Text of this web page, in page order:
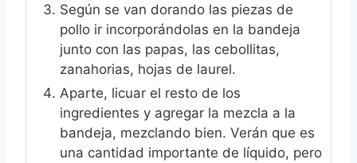
Según se van dorando las piezas de
pollo ir incorporándolas en la bandeja
junto con las papas, las cebollitas,
zanahorias, hojas de laurel.
Aparte, licuar el resto de los
ingredientes y agregar la mezcla a la
bandeja, mezclando bien. Verán que es
una cantidad importante de líquido, pero